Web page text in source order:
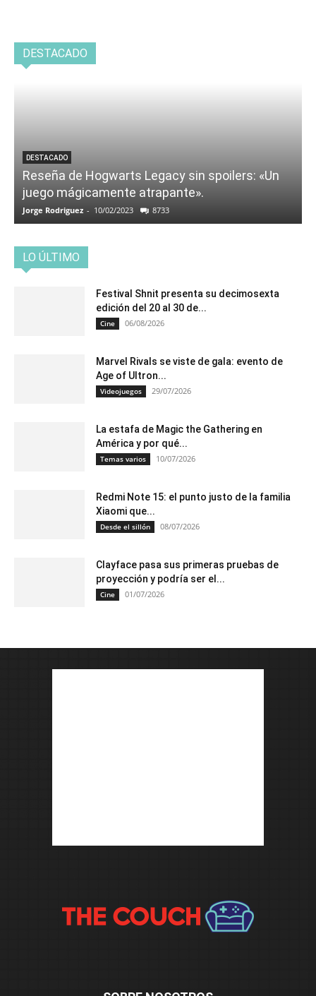
DESTACADO
DESTACADO
Reseña de Hogwarts Legacy sin spoilers: «Un
juego mágicamente atrapante».
Jorge Rodriguez - 10/02/2023 8733
LO ÚLTIMO
Festival Shnit presenta su decimosexta
edición del 20 al 30 de...
Cine 06/08/2026
Marvel Rivals se viste de gala: evento de
Age of Ultron...
Videojuegos 29/07/2026
La estafa de Magic the Gathering en
América y por qué...
Temas varios 10/07/2026
Redmi Note 15: el punto justo de la familia
Xiaomi que...
Desde el sillón 08/07/2026
Clayface pasa sus primeras pruebas de
proyección y podría ser el...
Cine 01/07/2026